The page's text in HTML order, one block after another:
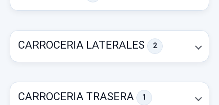
CARROCERIA LATERALES 2
CARROCERIA TRASERA 1